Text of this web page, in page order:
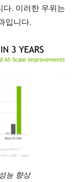
다. 이러한 우위는
입니다.
능 향상